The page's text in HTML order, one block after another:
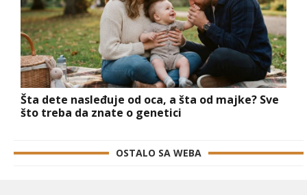
Šta dete nasleđuje od oca, a šta od majke? Sve
što treba da znate o genetici
OSTALO SA WEBA